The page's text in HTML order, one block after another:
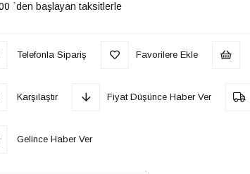
`den başlayan taksitlerle
Telefonla Sipariş Favorilere Ekle
Karşılaştır Fiyat Düşünce Haber Ver
Gelince Haber Ver